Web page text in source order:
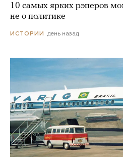
10 самых ярких рэперов
не о политике
ИСТОРИИ день назад